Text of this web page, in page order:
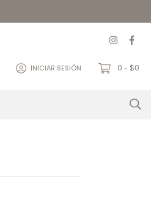
INICIAR SESIÓN 0 - $0